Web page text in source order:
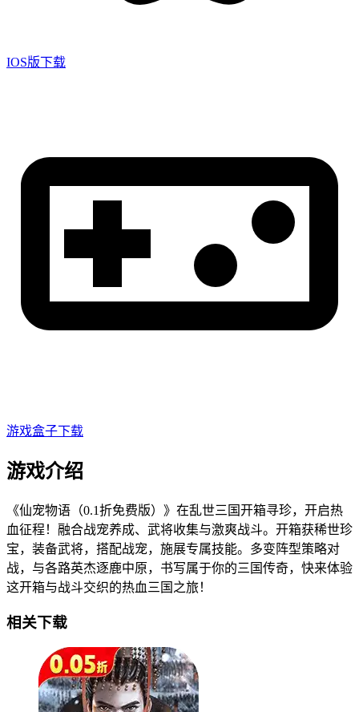
IOS版下载
游戏盒子下载
游戏介绍
《仙宠物语（0.1折免费版）》在乱世三国开箱寻珍，开启热
血征程！融合战宠养成、武将收集与激爽战斗。开箱获稀世珍
宝，装备武将，搭配战宠，施展专属技能。多变阵型策略对
战，与各路英杰逐鹿中原，书写属于你的三国传奇，快来体验
这开箱与战斗交织的热血三国之旅！
相关下载